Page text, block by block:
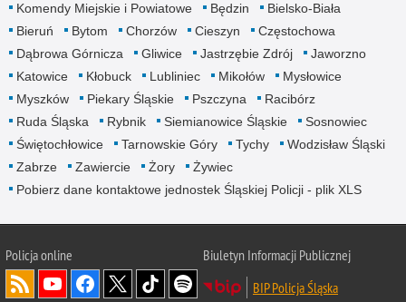
Komendy Miejskie i Powiatowe Będzin
Bielsko-Biała
Bieruń
Bytom Chorzów Cieszyn
Częstochowa
Dąbrowa Górnicza
Gliwice Jastrzębie Zdrój
Jaworzno
Katowice
Kłobuck Lubliniec Mikołów
Mysłowice
Myszków
Piekary Śląskie Pszczyna
Racibórz
Ruda Śląska
Rybnik Siemianowice Śląskie
Sosnowiec
Świętochłowice
Tarnowskie Góry Tychy
Wodzisław Śląski
Zabrze
Zawiercie Żory
Żywiec
Pobierz dane kontaktowe jednostek Śląskiej Policji - plik XLS
Policja online
Biuletyn Informacji Publicznej
BIP Policja Śląska